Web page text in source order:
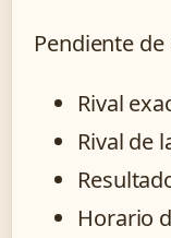
Pendiente
Rival
Rival de
Horario